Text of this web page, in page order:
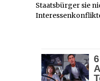
Staatsbürger sie